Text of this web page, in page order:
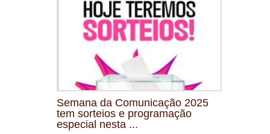
Semana da Comunicação 2025
tem sorteios e programação
especial nesta ...